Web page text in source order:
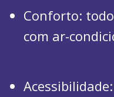
Conforto:
com ar-